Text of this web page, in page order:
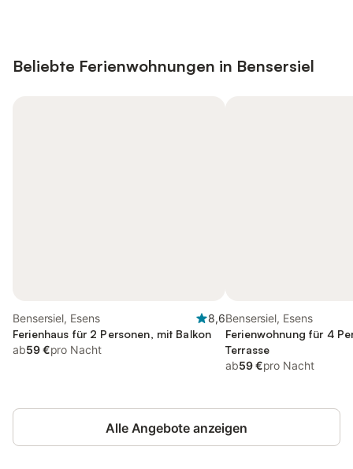
Beliebte Ferienwohnungen in Bensersiel
Bensersiel, Esens
8,6
Ferienhaus für 2 Personen, mit Balkon
ab59 €pro Nacht
Bensersiel, Esens
Ferienwohnung für 4
Terrasse
ab59 €pro Nacht
Alle Angebote anzeigen